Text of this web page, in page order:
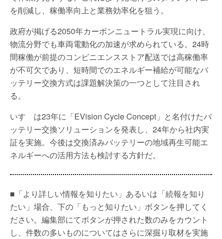
を削減し、稼働率向上と業務効率化を狙う。
政府が掲げる2050年カーボンニュートラル実現に向け、
物流分野でも車両電動化の加速が求められている。24時
間稼働が前提のコンビニエンスストア配送では高稼働率
が不可欠であり、短時間でのエネルギー補給が可能なバ
ッテリー交換方式は課題解決策の一つとして注目され
る。
いすゞは23年に「EVision Cycle Concept」と名付けたバ
ッテリー交換ソリューションを発表し、24年から社内実
証を実施。今後は交換済みバッテリーの地域再生可能エ
ネルギーへの活用方法も検討する方針だ。
■「より詳しい情報を知りたい」あるいは「続報を知り
たい」場合、下の「もっと知りたい」ボタンを押してく
ださい。編集部にてボタンが押された数のみをカウント
し、件数の多いものについてはさらに深掘り取材を実施